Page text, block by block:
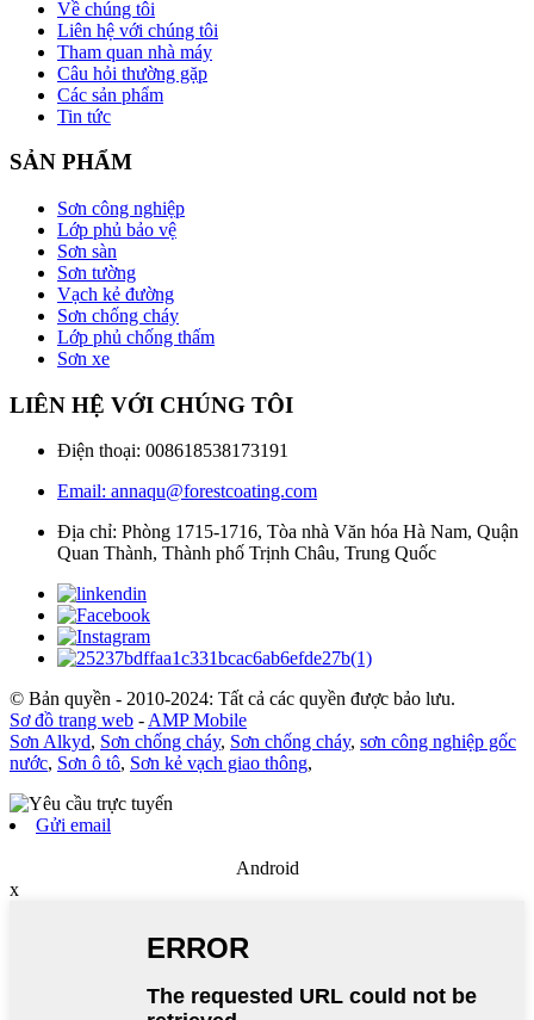
Về chúng tôi
Liên hệ với chúng tôi
Tham quan nhà máy
Câu hỏi thường gặp
Các sản phẩm
Tin tức
SẢN PHẨM
Sơn công nghiệp
Lớp phủ bảo vệ
Sơn sàn
Sơn tường
Vạch kẻ đường
Sơn chống cháy
Lớp phủ chống thấm
Sơn xe
LIÊN HỆ VỚI CHÚNG TÔI
Điện thoại: 008618538173191
Email: annaqu@forestcoating.com
Địa chỉ: Phòng 1715-1716, Tòa nhà Văn hóa Hà Nam, Quận
Quan Thành, Thành phố Trịnh Châu, Trung Quốc
© Bản quyền - 2010-2024: Tất cả các quyền được bảo lưu.
Sơ đồ trang web -AMP Mobile
Sơn Alkyd, Sơn chống cháy, Sơn chống cháy, sơn công nghiệp gốc
nước, Sơn ô tô, Sơn kẻ vạch giao thông,
Gửi email
Android
x